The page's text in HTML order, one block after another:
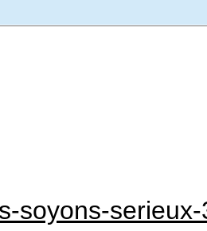
soyons-